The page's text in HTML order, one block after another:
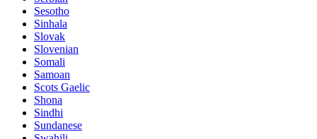
Sesotho
Sinhala
Slovak
Slovenian
Somali
Samoan
Scots Gaelic
Shona
Sindhi
Sundanese